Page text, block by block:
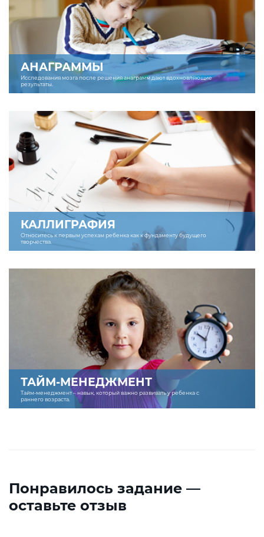
АНАГРАММЫ
Исследования мозга после решения анаграмм дают вдохновляющие
результаты.
КАЛЛИГРАФИЯ
Относитесь к первым успехам ребенка как к фундаменту будущего
творчества.
ТАЙМ-МЕНЕДЖМЕНТ
Тайм-менеджмент – навык, который важно развивать у ребенка с
раннего возраста.
Понравилось задание —
оставьте отзыв